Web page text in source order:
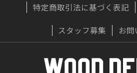
2026/07/22
実はおすすめしない？木製
が向かないプロの理由
OWNERS BLOG 更新
特定商取引法に基づく表記
スタッフ募集 お問